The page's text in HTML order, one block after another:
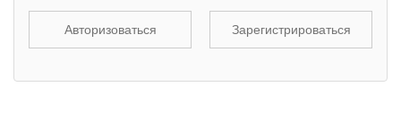
Авторизоваться Зарегистрироваться